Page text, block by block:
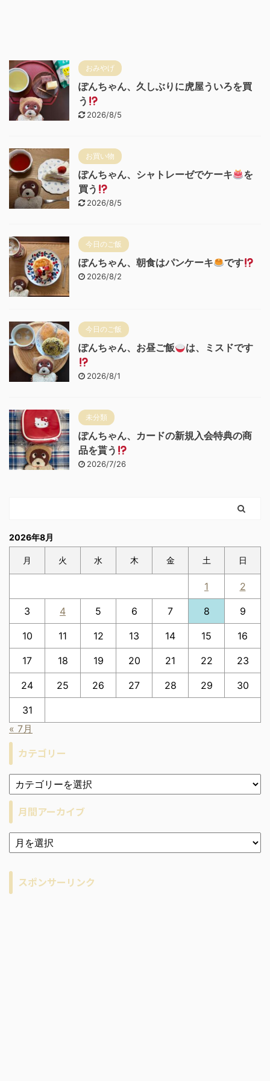
おみやげ
ぽんちゃん、久しぶりに虎屋ういろを買
う
2026/8/5
お買い物
ぽんちゃん、シャトレーゼでケーキ
を
買う
2026/8/5
今日のご飯
ぽんちゃん、朝食はパンケーキ です
2026/8/2
今日のご飯
ぽんちゃん、お昼ご飯 は、ミスドです
2026/8/1
未分類
ぽんちゃん、カードの新規入会特典の商
品を貰う
2026/7/26
2026年8月
月 火 水 木 金 土 日
1 2
3 4 5 6 7 8 9
10 11 12 13 14 15 16
17 18 19 20 21 22 23
24 25 26 27 28 29 30
31
« 7月
カテゴリー
月間アーカイブ
ア
ー
ブ
スポンサーリンク